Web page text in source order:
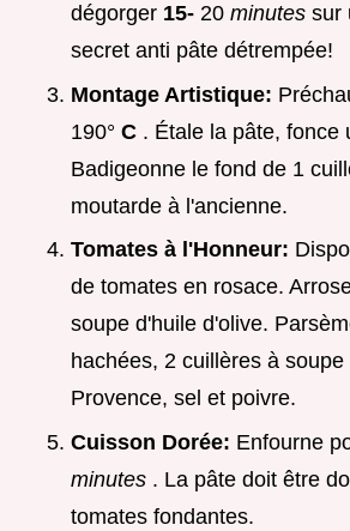
dégorger 15- 20 minutes sur
secret anti pâte détrempée!
Montage Artistique:
190° C . Étale la pâte, fonce
Badigeonne le fond de 1
moutarde à l'ancienne.
Tomates à l'Honneur:
de tomates en rosace.
soupe d'huile d'olive.
hachées, 2 cuillères à
Provence, sel et poivre.
Cuisson Dorée: Enfourne
minutes . La pâte doit être
tomates fondantes.